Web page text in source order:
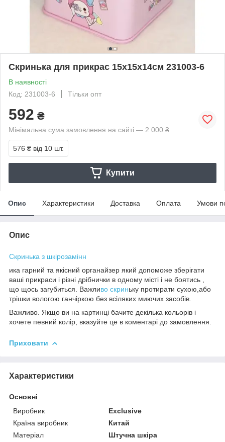
Скринька для прикрас 15х15х14см 231003-6
В наявності
Код: 231003-6
Тільки опт
592 ₴
Мінімальна сума замовлення на сайті — 2 000 ₴
576 ₴ від 10 шт.
Купити
Опис Характеристики Доставка Оплата Умови
Опис
Скринька з шкірозамінн
ика гарний та якісний органайзер який допоможе зберігати
ваші прикраси і різні дрібнички в одному місті і не боятись ,
що щось загубиться. Важливо скриньку протирати сухою,або
трішки вологою ганчіркою без всіляких миючих засобів.
Важливо. Якщо ви на картинці бачите декілька кольорів і
хочете певний колір, вказуйте це в коментарі до замовлення.
Приховати
Характеристики
Основні
Виробник
Exclusive
Країна виробник
Китай
Матеріал
Штучна шкіра